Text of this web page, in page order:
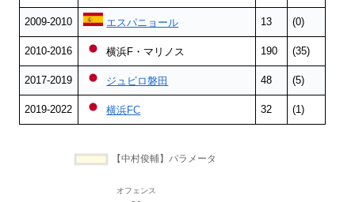
2009-2010 エスパニョール 13 (0)
2010-2016 横浜F・マリノス 190 (35)
2017-2019 ジュビロ磐田 48 (5)
2019-2022 横浜FC 32 (1)